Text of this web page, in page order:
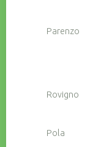
2. kolo
Parenzo
3. kolo
4. kolo
Rovigno
5. kolo
Pola